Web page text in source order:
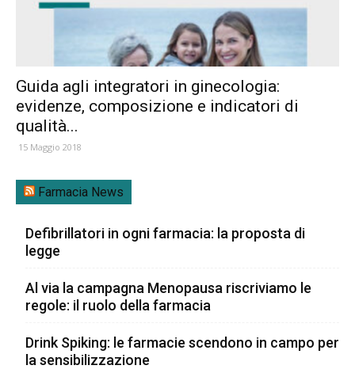
Guida agli integratori in ginecologia:
evidenze, composizione e indicatori di
qualità...
15 Maggio 2018
Farmacia News
Defibrillatori in ogni farmacia: la proposta di
legge
Al via la campagna Menopausa riscriviamo le
regole: il ruolo della farmacia
Drink Spiking: le farmacie scendono in campo per
la sensibilizzazione